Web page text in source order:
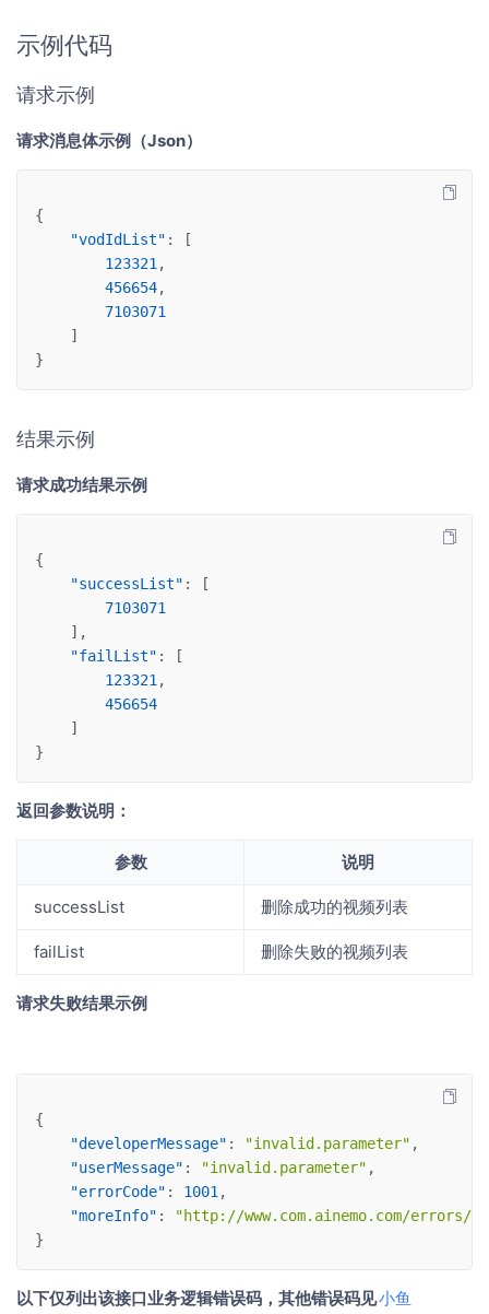
示例代码
请求示例
请求消息体示例（Json）
{
"vodIdList" : [
123321 ,
456654,
7103071
    ]
}
结果示例
请求成功结果示例
{
"successList" : [
7103071
    ],
"failList" : [
123321 ,
456654
    ]
}
返回参数说明：
参数 说明
successList 删除成功的视频列表
failList 删除失败的视频列表
请求失败结果示例
{
"developerMessage" : "invalid.parameter" ,
"userMessage" : "invalid.parameter" ,
"errorCode" : 1001 ,
"moreInfo" :
"http://www.com.ainemo.com/errors/
}
以下仅列出该接口业务逻辑错误码，其他错误码见​小鱼